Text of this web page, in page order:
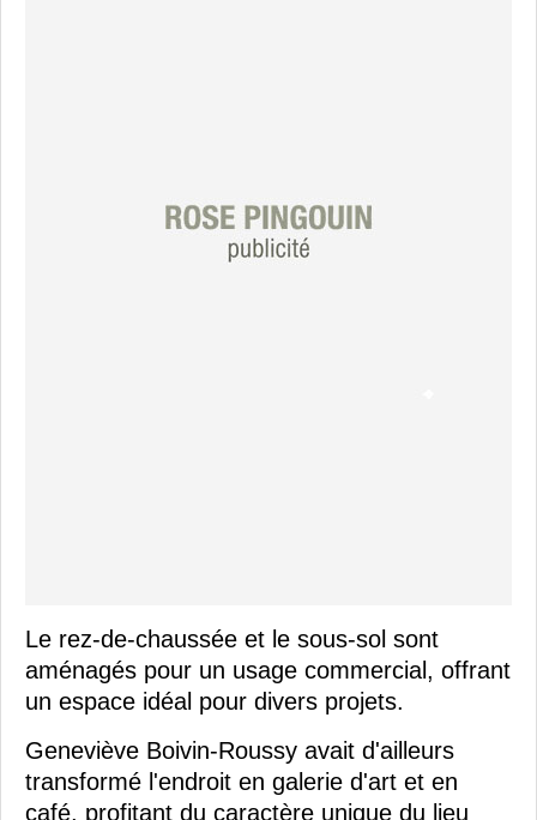
Le rez-de-chaussée et le sous-sol sont
aménagés pour un usage commercial, offrant
un espace idéal pour divers projets.
Geneviève Boivin-Roussy avait d'ailleurs
transformé l'endroit en galerie d'art et en
café, profitant du caractère unique du lieu